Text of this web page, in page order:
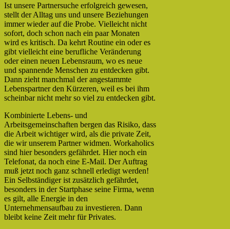
Ist unsere Partnersuche erfolgreich gewesen,
stellt der Alltag uns und unsere Beziehungen
immer wieder auf die Probe. Vielleicht nicht
sofort, doch schon nach ein paar Monaten
wird es kritisch. Da kehrt Routine ein oder es
gibt vielleicht eine berufliche Veränderung
oder einen neuen Lebensraum, wo es neue
und spannende Menschen zu entdecken gibt.
Dann zieht manchmal der angestammte
Lebenspartner den Kürzeren, weil es bei ihm
scheinbar nicht mehr so viel zu entdecken gibt.
Kombinierte Lebens- und
Arbeitsgemeinschaften bergen das Risiko, dass
die Arbeit wichtiger wird, als die private Zeit,
die wir unserem Partner widmen. Workaholics
sind hier besonders gefährdet. Hier noch ein
Telefonat, da noch eine E-Mail. Der Auftrag
muß jetzt noch ganz schnell erledigt werden!
Ein Selbständiger ist zusätzlich gefährdet,
besonders in der Startphase seine Firma, wenn
es gilt, alle Energie in den
Unternehmensaufbau zu investieren. Dann
bleibt keine Zeit mehr für Privates.